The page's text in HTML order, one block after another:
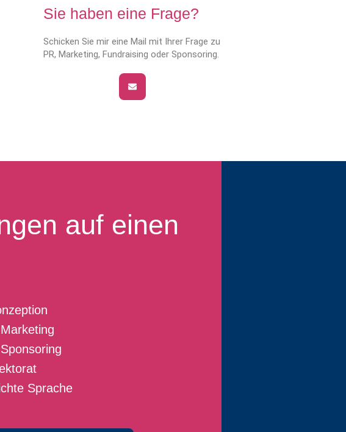
Sie haben eine Frage?
Schicken Sie mir eine Mail mit Ihrer Frage zu
PR, Marketing, Fundraising oder Sponsoring.
auf einen
Sprache